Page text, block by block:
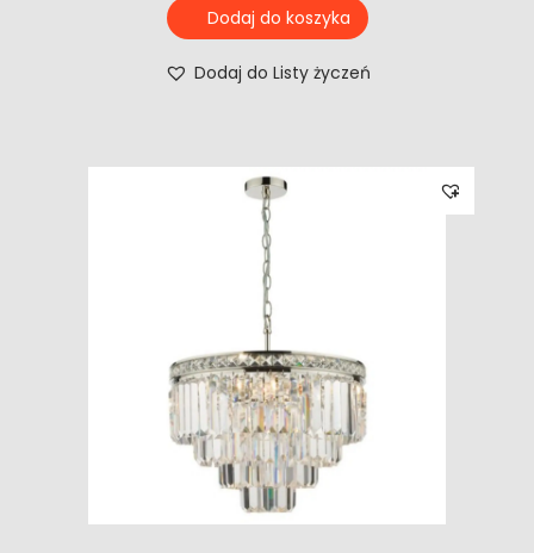
Dodaj do koszyka
Dodaj do Listy życzeń